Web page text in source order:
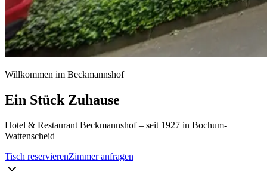
Willkommen im Beckmannshof
Ein Stück Zuhause
Hotel & Restaurant Beckmannshof – seit 1927 in Bochum-
Wattenscheid
Tisch reservierenZimmer anfragen